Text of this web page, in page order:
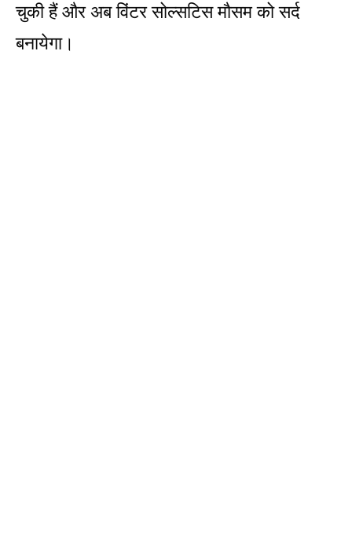
चुकी हैं और अब विंटर सोल्सटिस मौसम को सर्द
बनायेगा।